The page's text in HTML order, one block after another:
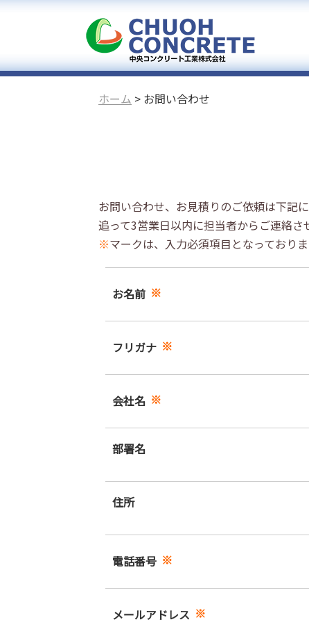
ホーム > お問い合わせ
お問い合わせ、お見積りのご依頼は下記
追って3営業日以内に担当者からご連絡さ
※マークは、入力必須項目となっておりま
お名前 ※
フリガナ ※
会社名 ※
部署名
住所
電話番号 ※
メールアドレス ※